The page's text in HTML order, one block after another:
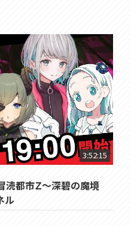
3:52:15
涜都市Ｚ～深碧の魔境
ル